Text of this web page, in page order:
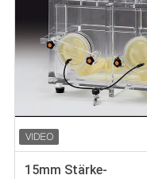
15mm Stärke-